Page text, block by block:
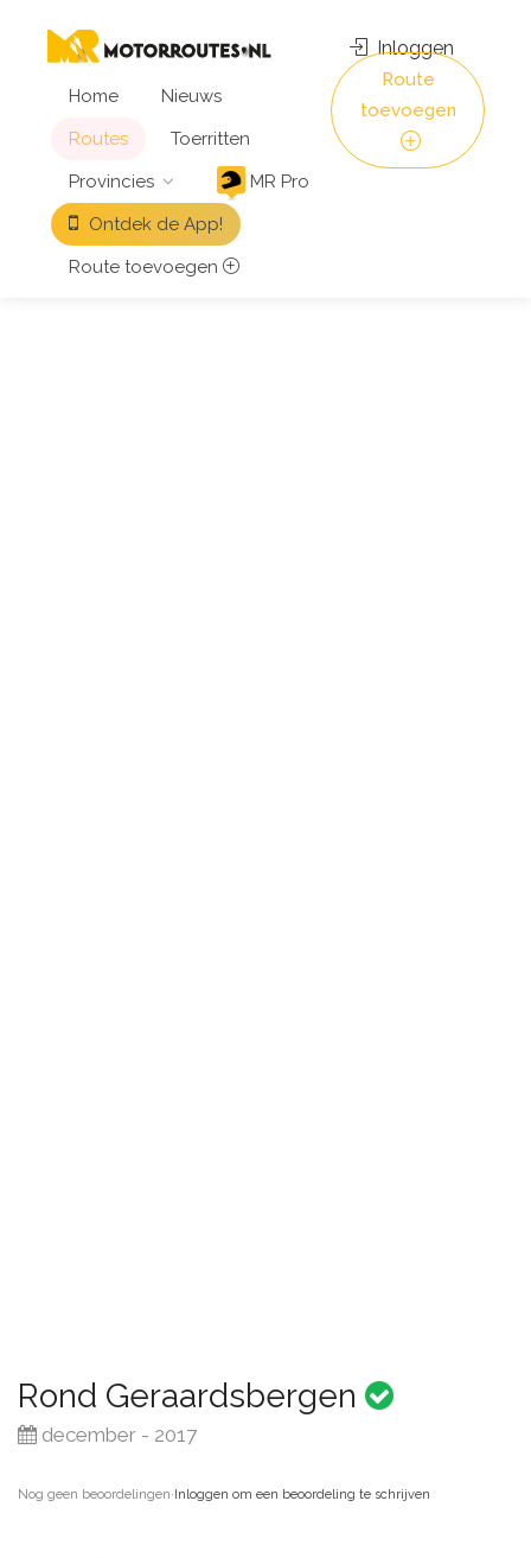
Home
Nieuws
Routes
Toerritten
Provincies
MR Pro
Ontdek de App!
Route toevoegen
Inloggen
Route
toevoegen
Rond Geraardsbergen
december - 2017
Nog geen beoordelingen·Inloggen om een beoordeling te schrijven